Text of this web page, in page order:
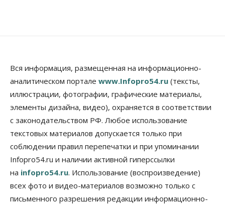
Общество
Новосибирцы будут получать квитанции за ЖКУ
по-новому
08 Августа 2026, 09:00
В Новосибирской области резко
сократился грузооборот в автоперевозках
07 Августа 2026, 19:00
Общество
В Новосибирске прошёл митинг
против нового закона о памятниках
07 Августа 2026, 18:00
Вся информация, размещенная на информационно-
аналитическом портале www.Infopro54.ru (тексты,
иллюстрации, фотографии, графические материалы,
элементы дизайна, видео), охраняется в соответствии
с законодательством РФ. Любое использование
текстовых материалов допускается только при
соблюдении правил перепечатки и при упоминании
Infopro54.ru и наличии активной гиперссылки
на infopro54.ru. Использование (воспроизведение)
всех фото и видео-материалов возможно только с
письменного разрешения редакции информационно-